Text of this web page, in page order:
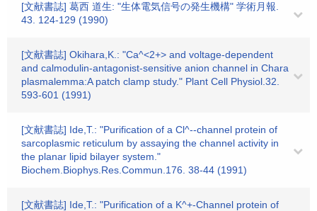
[文献書誌] 葛西 道生: "生体電気信号の発生機構" 学術月報.
43. 124-129 (1990)
[文献書誌] Okihara,K.: "Ca^<2+> and voltage-dependent
and calmodulin-antagonist-sensitive anion channel in Chara
plasmalemma:A patch clamp study." Plant Cell Physiol.32.
593-601 (1991)
[文献書誌] Ide,T.: "Purification of a Cl^--channel protein of
sarcoplasmic reticulum by assaying the channel activity in
the planar lipid bilayer system."
Biochem.Biophys.Res.Commun.176. 38-44 (1991)
[文献書誌] Ide,T.: "Purification of a K^+-Channel protein of